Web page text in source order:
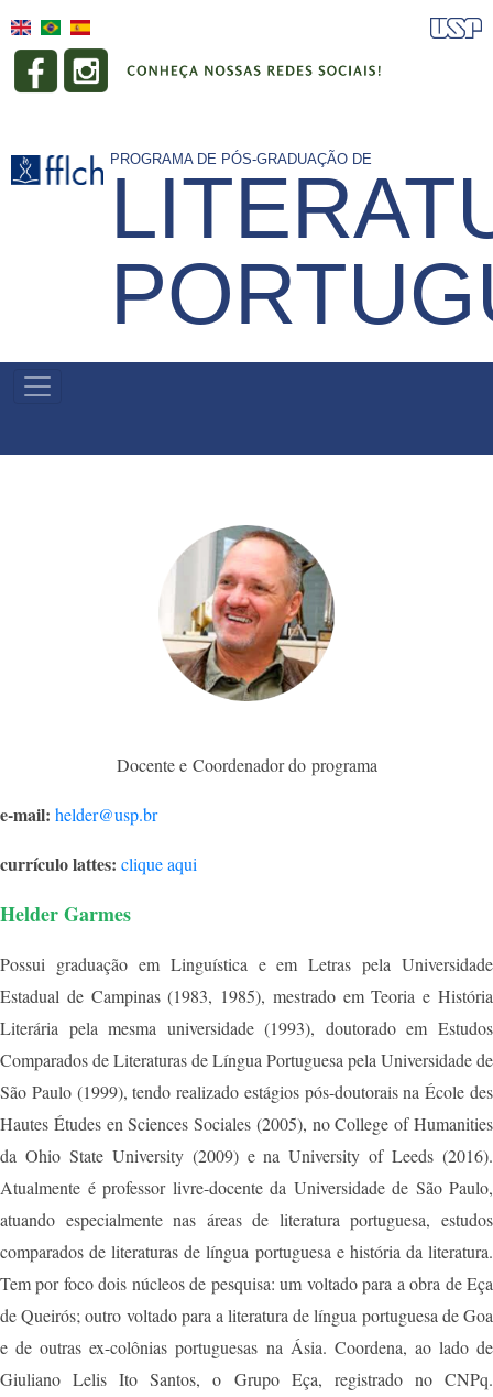
para
PROGRAMA DE PÓS-GRADUAÇÃO DE
NAVEGAÇÃO
Docente e Coordenador do programa
e-mail: helder@usp.br
currículo lattes: clique aqui
Helder Garmes
Possui graduação em Linguística e em Letras pela Universidade
Estadual de Campinas (1983, 1985), mestrado em Teoria e História
Literária pela mesma universidade (1993), doutorado em Estudos
Comparados de Literaturas de Língua Portuguesa pela Universidade de
São Paulo (1999), tendo realizado estágios pós-doutorais na École des
Hautes Études en Sciences Sociales (2005), no College of Humanities
da Ohio State University (2009) e na University of Leeds (2016).
Atualmente é professor livre-docente da Universidade de São Paulo,
atuando especialmente nas áreas de literatura portuguesa, estudos
comparados de literaturas de língua portuguesa e história da literatura.
Tem por foco dois núcleos de pesquisa: um voltado para a obra de Eça
de Queirós; outro voltado para a literatura de língua portuguesa de Goa
e de outras ex-colônias portuguesas na Ásia. Coordena, ao lado de
Giuliano Lelis Ito Santos, o Grupo Eça, registrado no CNPq.